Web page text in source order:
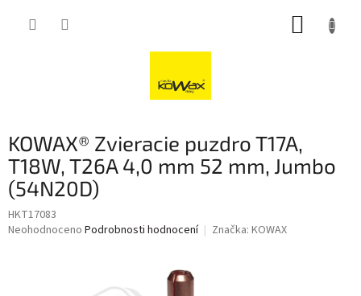
KOWAX® Zvieracie puzdro T17A,
T18W, T26A 4,0 mm 52 mm, Jumbo
(54N20D)
HKT17083
Průměrné
Neohodnoceno Podrobnosti hodnocení Značka: KOWAX